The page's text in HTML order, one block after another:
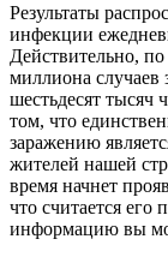
Результаты
инфекции
Действительно,
миллиона случаев
шестьдесят тысяч
том, что
заражению
жителей нашей
время начнет
что считается
информацию вы